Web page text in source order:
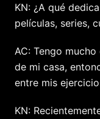
KN: ¿A qué
películas, series,
AC: Tengo
de mi casa,
entre mis
KN: